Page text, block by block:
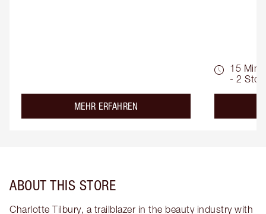
MEHR ERFAHREN
15 Min.
- 2 Std.
ABOUT THIS STORE
Charlotte Tilbury, a trailblazer in the beauty industry with